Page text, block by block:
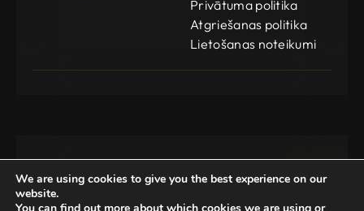
Privātuma politika
Atgriešanas politika
Lietošanas noteikumi
We are using cookies to give you the best experience on our
website.